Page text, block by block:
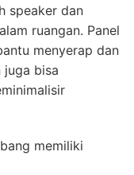
speaker dan
ruangan. Panel
menyerap dan
juga bisa
memiliki